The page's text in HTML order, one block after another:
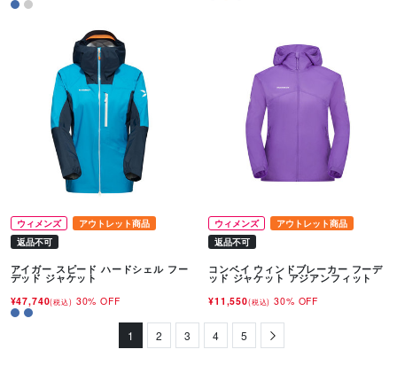
ウィメンズ
アウトレット商品
返品不可
アイガー スピード ハードシェル フー
デッド ジャケット
¥47,740(税込) 30% OFF
ウィメンズ
アウトレット商品
返品不可
コンベイ ウィンドブレーカー フーデ
ッド ジャケット アジアンフィット
¥11,550(税込) 30% OFF
1 2 3 4 5